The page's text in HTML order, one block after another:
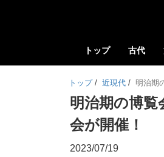
トップ 古代
トップ / 近現代 / 明治期
明治期の博
会が開催！
2023/07/19